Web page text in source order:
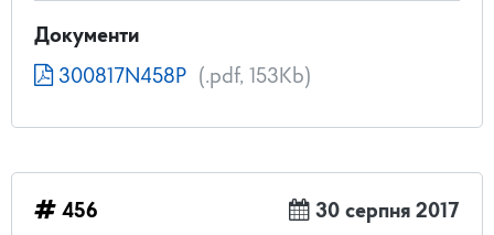
Документи
300817N458P (.pdf, 153Kb)
456
30 серпня 2017